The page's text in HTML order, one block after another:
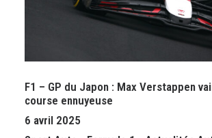
F1 – GP du Japon : Max Verstappen
course ennuyeuse
6 avril 2025